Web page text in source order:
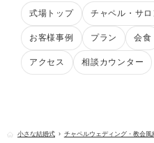
式場トップ チャペル・サ
お客様事例 プラン 会食
アクセス 相談カウンター
小さな結婚式 チャペルウェディング・教会風